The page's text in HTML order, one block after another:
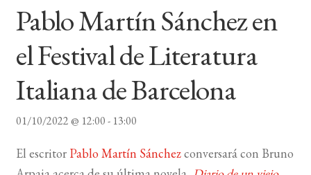
ACTUALIDAD
PODCAST
LA EDITORIAL
CONTACTO
Pablo Martín Sánchez en
el Festival de Literatura
Italiana de Barcelona
01/10/2022 @ 12:00- 13:00
El escritor Pablo Martín Sánchezconversará con Bruno